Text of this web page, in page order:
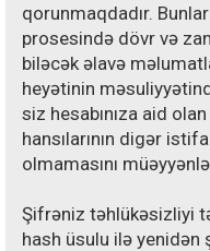
qorunmaqdadır.
prosesində dövr və
biləcək əlavə
heyətinin
siz hesabınıza aid
hansılarının digər
olmamasını
Şifrəniz təhlükəsizliyi
hash üsulu ilə yenidən